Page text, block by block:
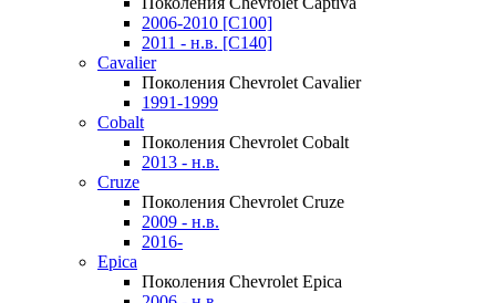
2006-2010 [C100]
2011 - н.в. [C140]
Cavalier
Поколения Chevrolet Cavalier
1991-1999
Cobalt
Поколения Chevrolet Cobalt
2013 - н.в.
Cruze
Поколения Chevrolet Cruze
2009 - н.в.
2016-
Epica
Поколения Chevrolet Epica